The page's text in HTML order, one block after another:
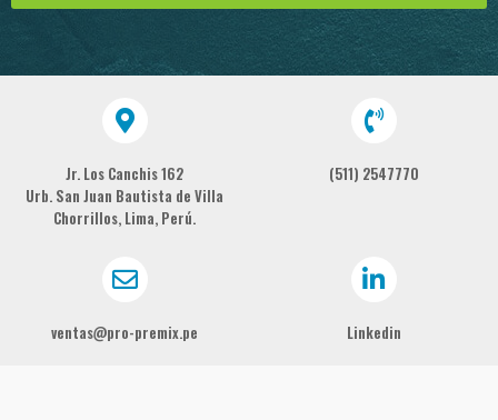
Jr. Los Canchis 162
Urb. San Juan Bautista de Villa
Chorrillos, Lima, Perú.
(511) 2547770
ventas@pro-premix.pe Linkedin